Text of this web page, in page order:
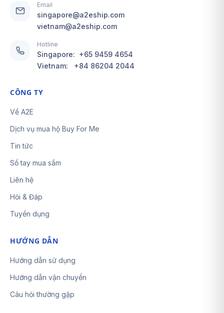
Email
singapore@a2eship.com
vietnam@a2eship.com
Hotline
Singapore: +65 9459 4654
Vietnam: +84 86204 2044
CÔNG TY
Về A2E
Dịch vụ mua hộ Buy For Me
Tin tức
Sổ tay mua sắm
Liên hệ
Hỏi & Đáp
Tuyển dụng
HƯỚNG DẪN
Hướng dẫn sử dụng
Hướng dẫn vận chuyển
Câu hỏi thường gặp